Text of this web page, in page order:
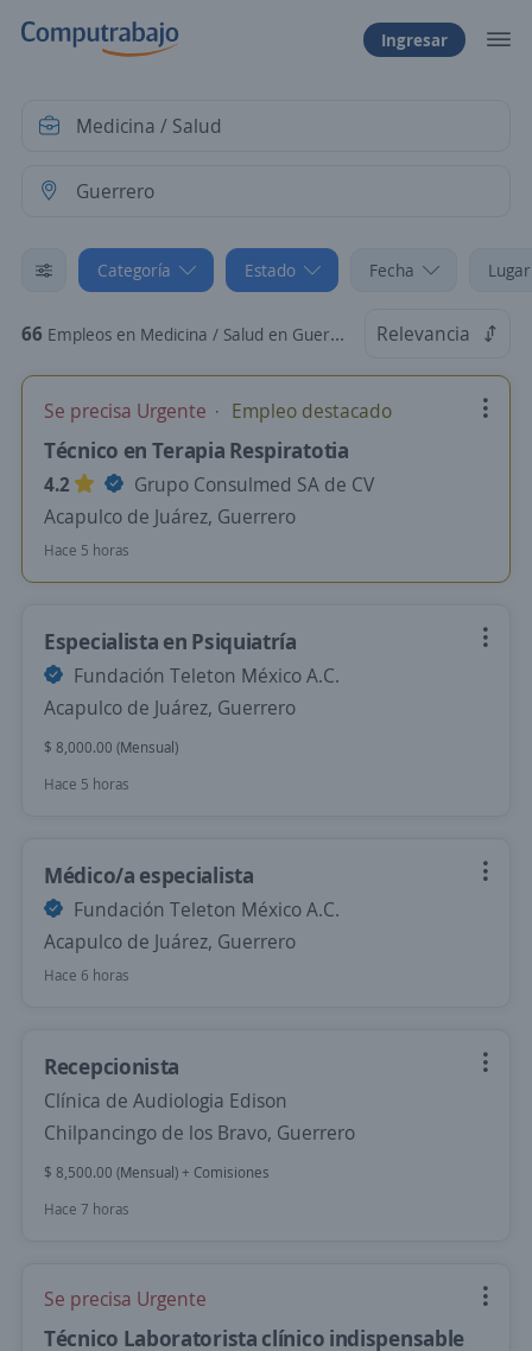
Ingresar
Categoría Estado Fecha
66 Empleos en Medicina / Salud en Guerrero Relevancia
Se precisa Urgente Empleo destacado
Técnico en Terapia Respiratotia
4.2
Grupo Consulmed SA de CV
Acapulco de Juárez, Guerrero
Hace 5 horas
Especialista en Psiquiatría
Fundación Teleton México A.C.
Acapulco de Juárez, Guerrero
$ 8,000.00 (Mensual)
Hace 5 horas
Médico/a especialista
Fundación Teleton México A.C.
Acapulco de Juárez, Guerrero
Hace 6 horas
Recepcionista
Clínica de Audiologia Edison
Chilpancingo de los Bravo, Guerrero
$ 8,500.00 (Mensual) + Comisiones
Hace 7 horas
Se precisa Urgente
Técnico Laboratorista clínico indispensable